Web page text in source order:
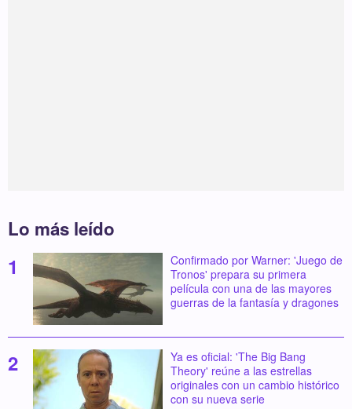
Lo más leído
Confirmado por Warner: 'Juego de
Tronos' prepara su primera
película con una de las mayores
guerras de la fantasía y dragones
Ya es oficial: 'The Big Bang
Theory' reúne a las estrellas
originales con un cambio histórico
con su nueva serie